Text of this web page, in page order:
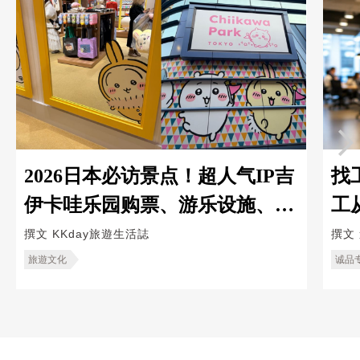
2026日本必访景点！超人气IP吉
伊卡哇乐园购票、游乐设施、限
定周边全攻略
撰文 KKday旅遊生活誌
旅遊文化
找
工
造
撰文
诚品